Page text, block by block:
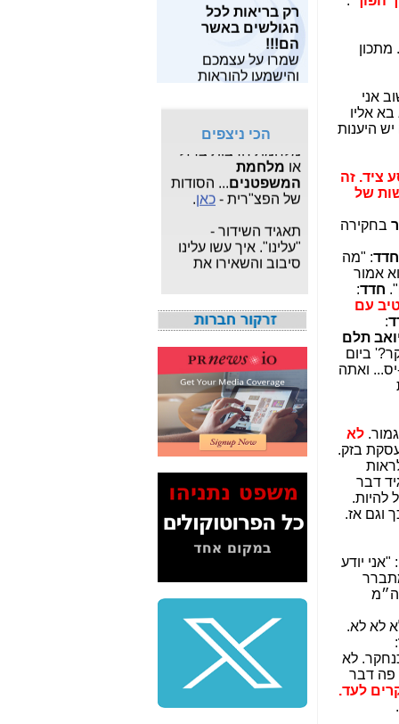
מתכון
אני
אליו
היענות
ציד. זה
של
בחקירה
חדד: "מה
אמור
חדד:
עם
:
תלם
ביום
ואתה
לא
בזק.
דבר
להיות.
וגם אז.
: "אני יודע
לא לא.
:
לא
פה דבר
לעד.
מאות מחקרים
מצוייםכאן.
מחפש תוכנות
חופשיות? תוכל
לצילום ותמונות, הכל
בחינם.
מעוניין לבנות ולתפעל
אתר אישי או עסקי
הגולשים באשר
הם!!!
שמרו על עצמכם
והישמעו להוראות
פיקוד העורף!!
הכי ניצפים
שלו?-כאן
פרשת "
הסודי ": עדכונים
שוטפים על פרשת
צא"פ -כאן.
מלחמת חרבות ברזל
אומלחמת
המשפטנים
של הפצ"רית - כאן.
"עלינו". איך עשו עלינו
סיבוב והשאירו את
אגרת הטלוויזיה - כאן
מגהרץ יש בחיבור
LTE? מי ספק הסלולר
המהיר בישראל? -כאן
חשיפת מה שאילנה
דיין לא פרסמה ב"ערוץ
2" על תעלולי השר
משה כחלון -כאן
המשך חשיפת הבלוף
ששמו "מהפיכת
הסלולר" ואיך מסרסים
כאן
סיכום ביקור בסיליקון
באותם תחומים -כאן
שלמה פילבר (עד
לאחרונה מנכ"ל משרד
התקשורת) - עד
מדינה? הצחקתם